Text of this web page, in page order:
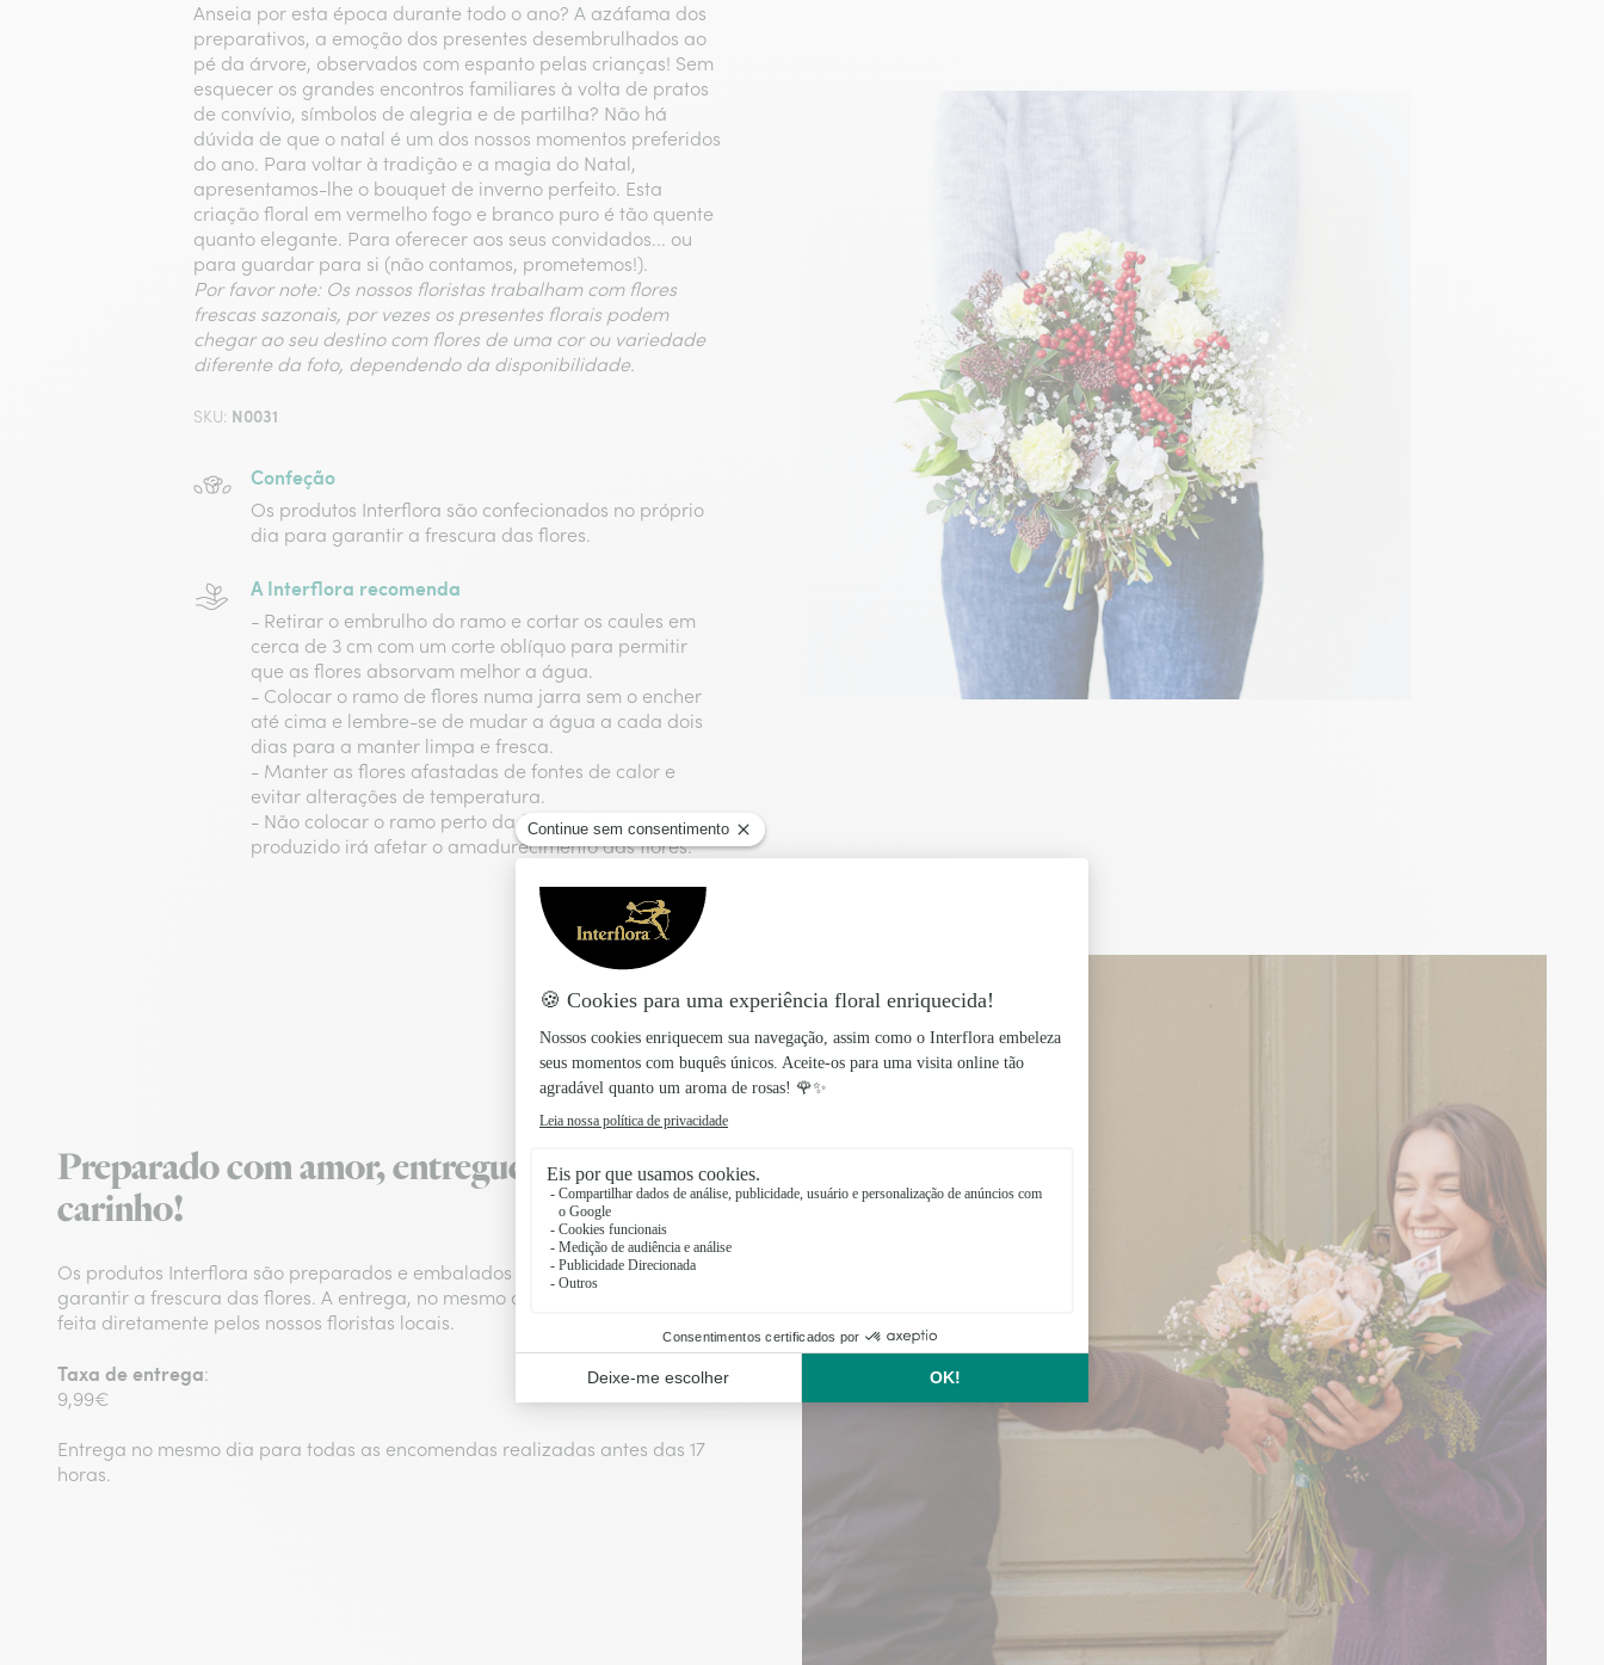
Anseia por esta época durante todo o ano? A azáfama dos
preparativos, a emoção dos presentes desembrulhados ao
pé da árvore, observados com espanto pelas crianças! Sem
esquecer os grandes encontros familiares à volta de pratos
de convívio, símbolos de alegria e de partilha? Não há
dúvida de que o natal é um dos nossos momentos preferidos
do ano. Para voltar à tradição e a magia do Natal,
apresentamos-lhe o bouquet de inverno perfeito. Esta
criação floral em vermelho fogo e branco puro é tão quente
quanto elegante. Para oferecer aos seus convidados... ou
para guardar para si (não contamos, prometemos!).
Por favor note: Os nossos floristas trabalham com flores
frescas sazonais, por vezes os presentes florais podem
chegar ao seu destino com flores de uma cor ou variedade
diferente da foto, dependendo da disponibilidade.
SKU: N0031
Confeção
Os produtos Interflora são confecionados no próprio
dia para garantir a frescura das flores.
A Interflora recomenda
- Retirar o embrulho do ramo e cortar os caules em
cerca de 3 cm com um corte oblíquo para permitir
que as flores absorvam melhor a água.
- Colocar o ramo de flores numa jarra sem o encher
até cima e lembre-se de mudar a água a cada dois
dias para a manter limpa e fresca.
- Manter as flores afastadas de fontes de calor e
evitar alterações de temperatura.
- Não colocar o ramo perto da fruta, pois o etileno
produzido irá afetar o amadurecimento das flores.
Preparado com amor, entregue com
carinho!
Os produtos Interflora são preparados e embalados no dia da entrega para
garantir a frescura das flores. A entrega, no mesmo dia ou por marcação, é
feita diretamente pelos nossos floristas locais.
Taxa de entrega:
9,99€
Entrega no mesmo dia para todas as encomendas realizadas antes das 17
horas.